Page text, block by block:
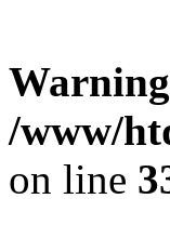
Warning
/www/
on line